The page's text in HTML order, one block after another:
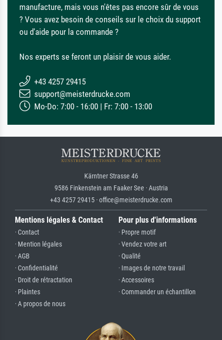
manufacture, mais vous n'êtes pas encore sûr de vous
? Vous avez besoin de conseils sur le choix du support
ou d'aide pour la commande ?
Nos experts se feront un plaisir de vous aider.
+43 4257 29415
support@meisterdrucke.com
Mo-Do: 7:00 - 16:00 | Fr: 7:00 - 13:00
Kärntner Strasse 46
9586 Finkenstein am Faaker See · Austria
+43 4257 29415 · office@meisterdrucke.com
Mentions légales & Contact
· Contact
· Mention légales
· AGB
· Confidentialité
· Droit de rétractation
· Plaintes
· A propos de nous
Pour plus d'informations
· Propre motif
· Vendez votre art
· Qualité
· Images de notre travail
· Accessoires
· Commander un échantillon